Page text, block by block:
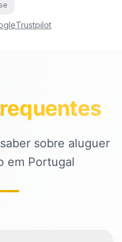
Trustpilot
sobre aluguer
em Portugal